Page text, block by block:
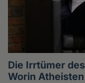
Die Irrtümer
Worin